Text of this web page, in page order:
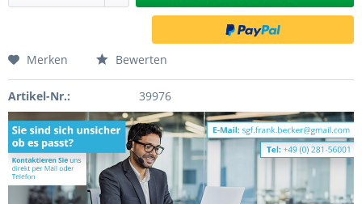
Merken Bewerten
Artikel-Nr.: 39976